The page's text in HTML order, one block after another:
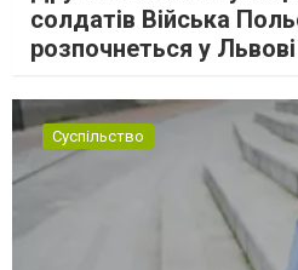
солдатів Війська
розпочнеться у Львові
Суспільство